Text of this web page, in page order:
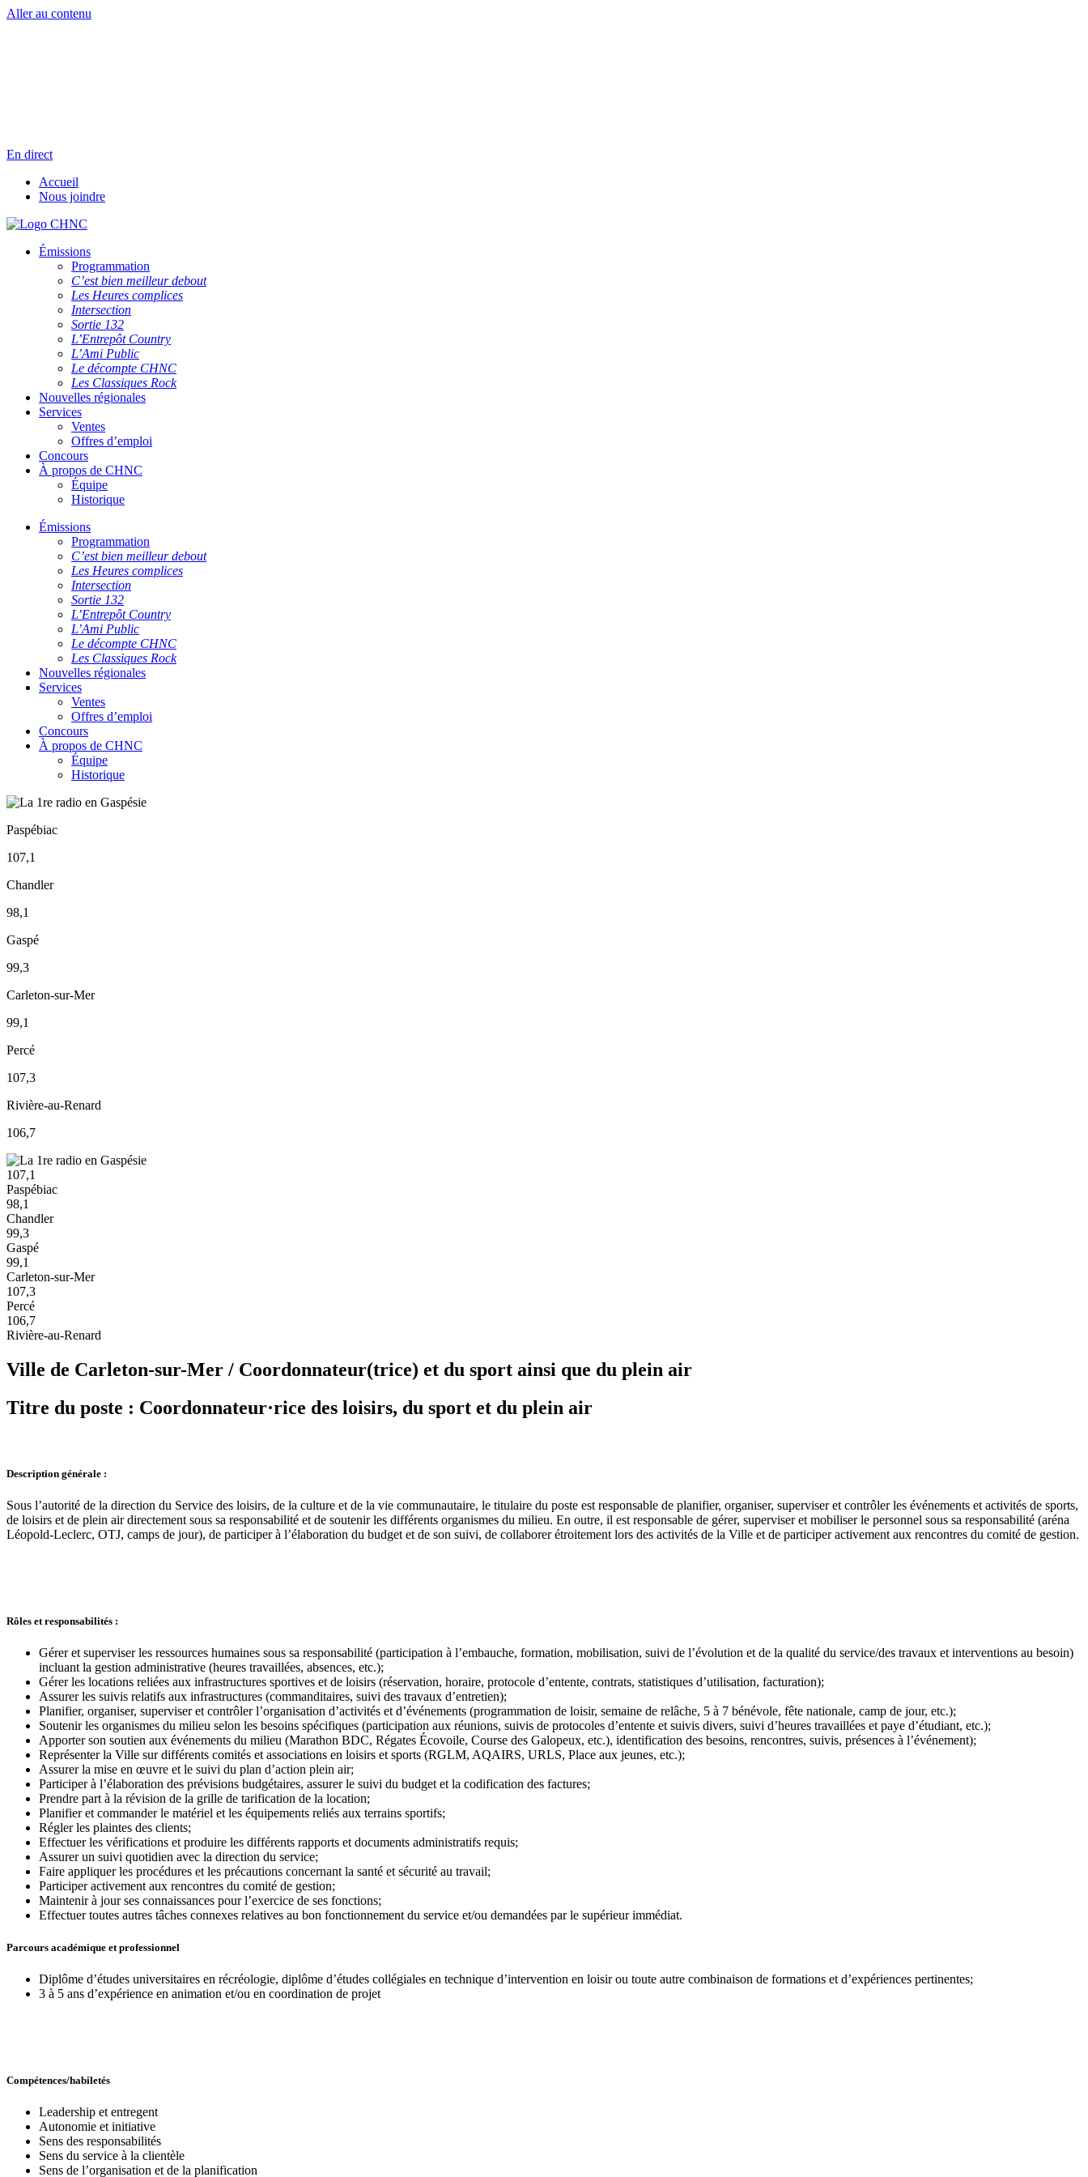
Aller au contenu
En direct
Accueil
Nous joindre
Émissions
Programmation
C’est bien meilleur debout
Les Heures complices
Intersection
Sortie 132
L’Entrepôt Country
L’Ami Public
Le décompte CHNC
Les Classiques Rock
Nouvelles régionales
Services
Ventes
Offres d’emploi
Concours
À propos de CHNC
Équipe
Historique
Émissions
Programmation
C’est bien meilleur debout
Les Heures complices
Intersection
Sortie 132
L’Entrepôt Country
L’Ami Public
Le décompte CHNC
Les Classiques Rock
Nouvelles régionales
Services
Ventes
Offres d’emploi
Concours
À propos de CHNC
Équipe
Historique
Paspébiac
107,1
Chandler
98,1
Gaspé
99,3
Carleton-sur-Mer
99,1
Percé
107,3
Rivière-au-Renard
106,7
107,1
Paspébiac
98,1
Chandler
99,3
Gaspé
99,1
Carleton-sur-Mer
107,3
Percé
106,7
Rivière-au-Renard
Ville de Carleton-sur-Mer / Coordonnateur(trice) et du sport ainsi que du plein air
Titre du poste : Coordonnateur·rice des loisirs, du sport et du plein air
Description générale :
Sous l’autorité de la direction du Service des loisirs, de la culture et de la vie communautaire, le titulaire du poste est responsable de planifier, organiser, superviser et contrôler les événements et activités de sports,
de loisirs et de plein air directement sous sa responsabilité et de soutenir les différents organismes du milieu. En outre, il est responsable de gérer, superviser et mobiliser le personnel sous sa responsabilité (aréna
Léopold-Leclerc, OTJ, camps de jour), de participer à l’élaboration du budget et de son suivi, de collaborer étroitement lors des activités de la Ville et de participer activement aux rencontres du comité de gestion.
Rôles et responsabilités :
Gérer et superviser les ressources humaines sous sa responsabilité (participation à l’embauche, formation, mobilisation, suivi de l’évolution et de la qualité du service/des travaux et interventions au besoin)
incluant la gestion administrative (heures travaillées, absences, etc.);
Gérer les locations reliées aux infrastructures sportives et de loisirs (réservation, horaire, protocole d’entente, contrats, statistiques d’utilisation, facturation);
Assurer les suivis relatifs aux infrastructures (commanditaires, suivi des travaux d’entretien);
Planifier, organiser, superviser et contrôler l’organisation d’activités et d’événements (programmation de loisir, semaine de relâche, 5 à 7 bénévole, fête nationale, camp de jour, etc.);
Soutenir les organismes du milieu selon les besoins spécifiques (participation aux réunions, suivis de protocoles d’entente et suivis divers, suivi d’heures travaillées et paye d’étudiant, etc.);
Apporter son soutien aux événements du milieu (Marathon BDC, Régates Écovoile, Course des Galopeux, etc.), identification des besoins, rencontres, suivis, présences à l’événement);
Représenter la Ville sur différents comités et associations en loisirs et sports (RGLM, AQAIRS, URLS, Place aux jeunes, etc.);
Assurer la mise en œuvre et le suivi du plan d’action plein air;
Participer à l’élaboration des prévisions budgétaires, assurer le suivi du budget et la codification des factures;
Prendre part à la révision de la grille de tarification de la location;
Planifier et commander le matériel et les équipements reliés aux terrains sportifs;
Régler les plaintes des clients;
Effectuer les vérifications et produire les différents rapports et documents administratifs requis;
Assurer un suivi quotidien avec la direction du service;
Faire appliquer les procédures et les précautions concernant la santé et sécurité au travail;
Participer activement aux rencontres du comité de gestion;
Maintenir à jour ses connaissances pour l’exercice de ses fonctions;
Effectuer toutes autres tâches connexes relatives au bon fonctionnement du service et/ou demandées par le supérieur immédiat.
Parcours académique et professionnel
Diplôme d’études universitaires en récréologie, diplôme d’études collégiales en technique d’intervention en loisir ou toute autre combinaison de formations et d’expériences pertinentes;
3 à 5 ans d’expérience en animation et/ou en coordination de projet
Compétences/habiletés
Leadership et entregent
Autonomie et initiative
Sens des responsabilités
Sens du service à la clientèle
Sens de l’organisation et de la planification